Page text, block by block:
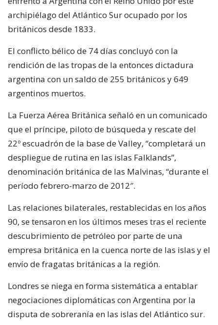
archipiélago del Atlántico Sur ocupado por los
británicos desde 1833.
El conflicto bélico de 74 días concluyó con la
rendición de las tropas de la entonces dictadura
argentina con un saldo de 255 británicos y 649
argentinos muertos.
La Fuerza Aérea Británica señaló en un comunicado
que el príncipe, piloto de búsqueda y rescate del
22º escuadrón de la base de Valley, “completará un
despliegue de rutina en las islas Falklands”,
denominación británica de las Malvinas, “durante el
período febrero-marzo de 2012″.
Las relaciones bilaterales, restablecidas en los años
90, se tensaron en los últimos meses tras el reciente
descubrimiento de petróleo por parte de una
empresa británica en la cuenca norte de las islas y el
envío de fragatas británicas a la región.
Londres se niega en forma sistemática a entablar
negociaciones diplomáticas con Argentina por la
disputa de sobreranía en las islas del Atlántico sur.